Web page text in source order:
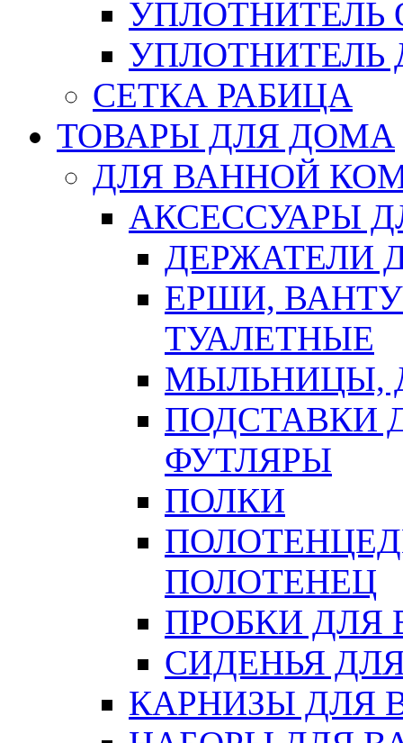
УПЛОТНИТЕЛЬ
СЕТКА РАБИЦА
ТОВАРЫ ДЛЯ ДОМА
ДЛЯ ВАННОЙ
АКСЕССУАРЫ
ДЕРЖАТЕЛИ
ЕРШИ,
ТУАЛЕТНЫЕ
МЫЛЬНИЦЫ,
ПОДСТАВКИ
ФУТЛЯРЫ
ПОЛКИ
ПОЛОТЕНЕЦ
ПРОБКИ ДЛЯ
СИДЕНЬЯ
КАРНИЗЫ ДЛЯ